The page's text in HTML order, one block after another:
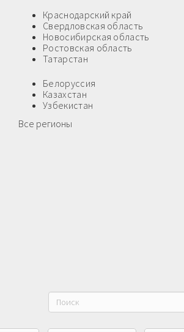
Краснодарский край
Свердловская область
Новосибирская область
Ростовская область
Татарстан
Белоруссия
Казахстан
Узбекистан
Все регионы